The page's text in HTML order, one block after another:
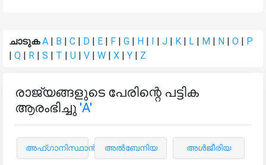
ചാടുകA | B | C | D | E | F | G | H | I | J | K | L | M | N | O | P
| Q | R | S | T | U | V | W | X | Y | Z
രാജ്യങ്ങളുടെ പേരിന്റെ പട്ടിക
ആരംഭിച്ചു 'A'
അഫ്ഗാനിസ്ഥാൻ അൽബേനിയ അൾജീരിയ